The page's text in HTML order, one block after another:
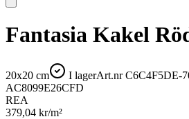
Fantasia Kakel
20x20 cm I lagerArt.nrC6C4F5DE-
AC8099E26CFD
REA
379,04 kr/m²